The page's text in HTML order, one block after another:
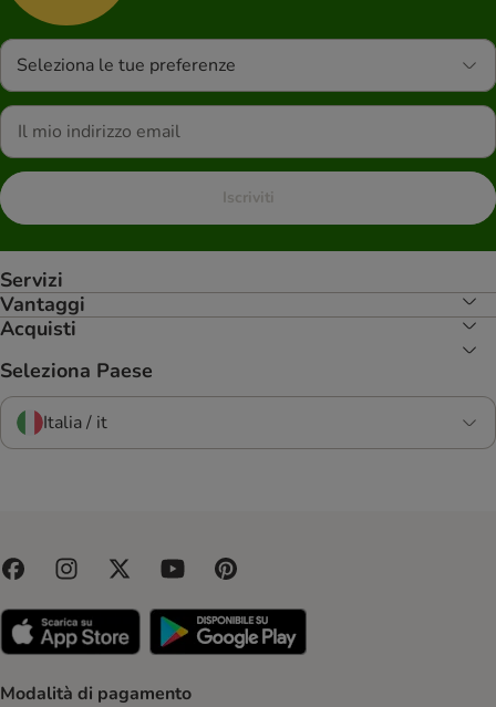
Seleziona le tue preferenze
Iscriviti
Servizi
Vantaggi
Acquisti
Seleziona Paese
Italia / it
Modalità di pagamento